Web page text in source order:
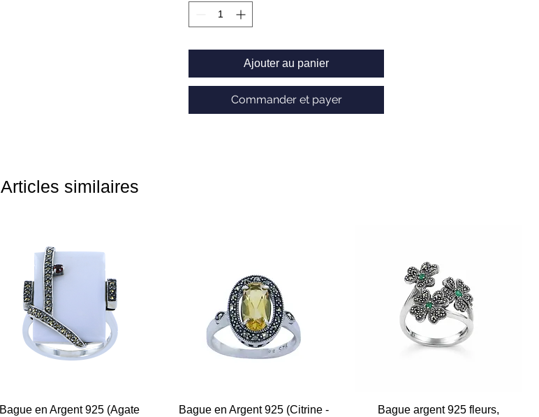
Ajouter au panier
Commander et payer
Articles similaires
Aperçu rapide
Bague en Argent 925 (Agate Aperçu rapide
Bague en Argent 925 (Citrine - Aperçu rapide
Bague argent 925 fleurs,